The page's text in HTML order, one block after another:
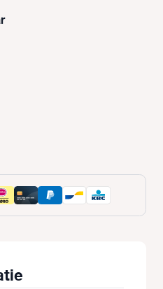
niet beschikbaar.)
beschikbaar.)